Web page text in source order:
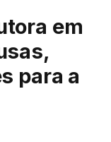
em
para a